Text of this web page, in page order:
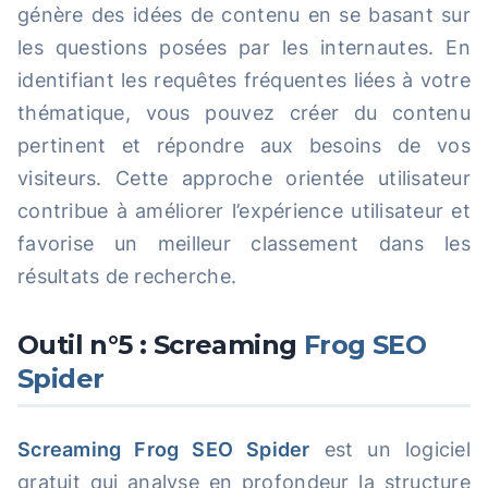
génère des idées de contenu en se basant sur
les questions posées par les internautes. En
identifiant les requêtes fréquentes liées à votre
thématique, vous pouvez créer du contenu
pertinent et répondre aux besoins de vos
visiteurs. Cette approche orientée utilisateur
contribue à améliorer l’expérience utilisateur et
favorise un meilleur classement dans les
résultats de recherche.
Outil n°5 : Screaming Frog SEO
Spider
Screaming Frog SEO Spider est un logiciel
gratuit qui analyse en profondeur la structure